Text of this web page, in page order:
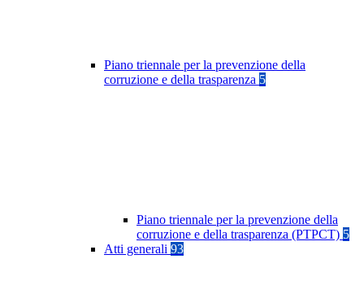
Piano triennale per la prevenzione della
corruzione e della trasparenza 5
Piano triennale per la prevenzione della
corruzione e della trasparenza (PTPCT) 5
Atti generali 93